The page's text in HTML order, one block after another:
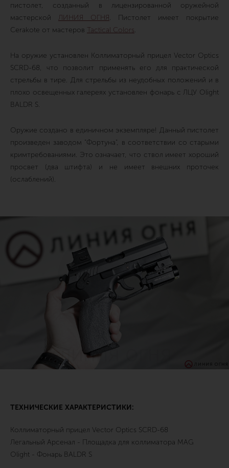
пистолет, созданный в лицензированной оружейной
мастерской
ЛИНИЯ ОГНЯ. Пистолет имеет покрытие
Cerakote от мастеров Tactical Colors.
На оружие установлен Коллиматорный прицел Vector Optics
SCRD-68, что позволит применять его для практической
стрельбы в тире. Для стрельбы из неудобных положений и в
плохо освещенных галереях установлен фонарь с ЛЦУ Olight
BALDR S.
Оружие создано в единичном экземпляре! Данный пистолет
произведен заводом "Фортуна", в соответствии со старыми
кримтребованиями. Это означает, что ствол имеет хороший
просвет (два штифта) и не имеет внешних проточек
(ослаблений).
ТЕХНИЧЕСКИЕ ХАРАКТЕРИСТИКИ:
Коллиматорный прицел Vector Optics SCRD-68
Легальный Арсенал - Площадка для коллиматора MAG
Olight - Фонарь BALDR S